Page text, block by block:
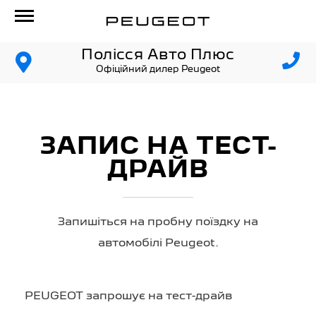
Полісся Авто Плюс
Офіційний дилер Peugeot
ЗАПИС НА ТЕСТ-
ДРАЙВ
Запишіться на пробну поїздку на
автомобілі Peugeot.
PEUGEOT запрошує на тест-драйв